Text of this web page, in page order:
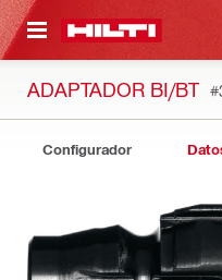
PRINCIPAL
ADAPTADOR BI/BT
Configurador